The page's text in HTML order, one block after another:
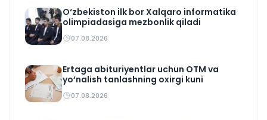
O‘zbekiston ilk bor Xalqaro informatika
olimpiadasiga mezbonlik qiladi
07.08.2026
Ertaga abituriyentlar uchun OTM va
yo‘nalish tanlashning oxirgi kuni
07.08.2026